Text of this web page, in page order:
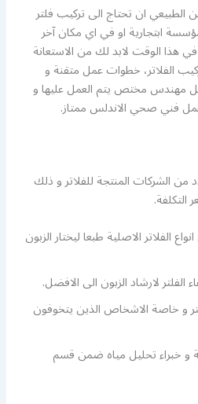
ان تحتاج الى تركيب فلتر
ابتجارية او في اي مكان آخر
هذا الوقت لابد لك من الاستعانة
الفلاتر، خطوات عمل متقنة و
مهندس مختص يتم العمل عليها و
فني صحي الاندلس ممتاز.
من الشركات المنتجة للفلاتر و ذلك
التكلفة.
الفلاتر الاصلية طبعا ليختار الزبون
الفلتر لارشاد الزبون الى الافضل.
و خاصة الاشخاص الذين يتخوفون
خبراء تحليل مياه ضمن قسم